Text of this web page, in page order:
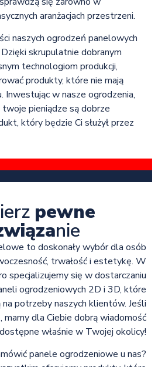
aranżacjach przestrzeni.
naszych ogrodzeń panelowych
skrupulatnie dobranym
technologiom produkcji,
produkty, które nie mają
Inwestując w nasze ogrodzenia,
pieniądze są dobrze
który będzie Ci służył przez
pewne
nie
to doskonały wybór dla osób
trwałość i estetykę. W
specjalizujemy się w dostarczaniu
ogrodzeniowych 2D i 3D, które
potrzeby naszych klientów. Jeśli
mamy dla Ciebie dobrą wiadomość
właśnie w Twojej okolicy!
panele ogrodzeniowe u nas?